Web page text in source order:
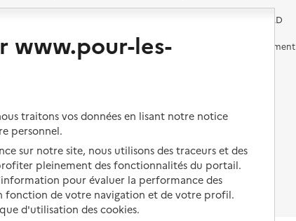
Vivre en accueil familial
Aides financières en EHPAD
Prévention, accompagnement
Droits en EHPAD
Fin de vie en EHPAD
www.pour-les-
traitons vos données en lisant notre notice
personnel.
sur notre site, nous utilisons des traceurs et des
pleinement des fonctionnalités du portail.
pour évaluer la performance des
fonction de votre navigation et de votre profil.
d'utilisation des cookies.